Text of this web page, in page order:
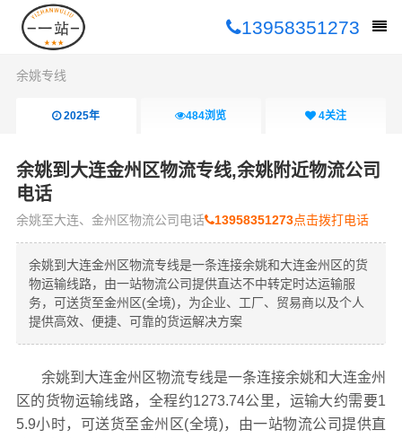
13958351273
余姚专线
2025年 484浏览 4关注
余姚到大连金州区物流专线,余姚附近物流公司
电话
余姚至大连、金州区物流公司电话 13958351273点击拨打电话
余姚到大连金州区物流专线是一条连接余姚和大连金州区的货
物运输线路，由一站物流公司提供直达不中转定时达运输服
务，可送货至金州区(全境)，为企业、工厂、贸易商以及个人
提供高效、便捷、可靠的货运解决方案
余姚到大连金州区物流专线是一条连接余姚和大连金州
区的货物运输线路，全程约1273.74公里，运输大约需要1
5.9小时，可送货至金州区(全境)， 由一站物流公司提供直